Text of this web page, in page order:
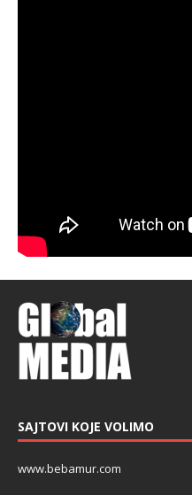
SAJTOVI KOJE VOLIMO
www.bebamur.com